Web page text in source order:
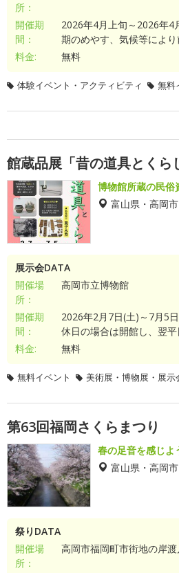
所：
開催期
間：
2026年4月上旬～2026年4
期のめやす、気候等により
料金:
無料
体験イベント・アクティビティ 無料
館蔵品展「昔の道具とくら
博物館所蔵の民俗
富山県・高岡市
展示会DATA
開催場
所：
高岡市立博物館
開催期
間：
2026年2月7日(土)～7月5
休日の場合は開館し、翌平
料金:
無料
無料イベント 美術展・博物展・展示
第63回福岡さくらまつり
春の足音を感じよ
富山県・高岡市
祭りDATA
開催場
所：
高岡市福岡町市街地の岸渡